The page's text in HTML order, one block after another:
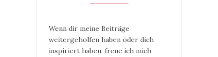
Wenn dir meine Beiträge
weitergeholfen haben oder dich
inspiriert haben, freue ich mich